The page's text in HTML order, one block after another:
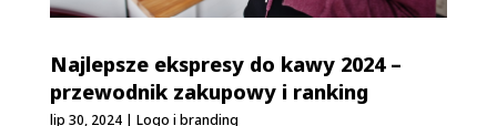
Najlepsze ekspresy do kawy 2024 –
przewodnik zakupowy i ranking
lip 30, 2024| Logo i branding